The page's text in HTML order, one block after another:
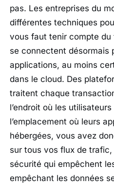
pas. Les entreprises du
différentes techniques
vous faut tenir compte
se connectent désormais
applications, au moins
dans le cloud. Des
traitent chaque
l’endroit où les
l’emplacement où leurs
hébergées, vous avez
sur tous vos flux de
sécurité qui empêchent
empêchant les données